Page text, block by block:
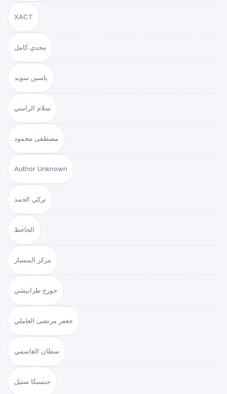
XACT
مجدي كامل
ياسين سويد
سلام الراسي
مصطفى محمود
Author Unknown
تركي الحمد
الجاحظ
مركز المسبار
جورج طرابيشي
جعفر مرتضى العاملي
سطان القاسمي
جيسيكا ستيل